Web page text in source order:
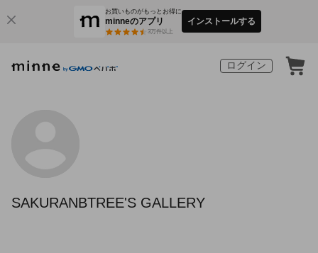
お買いものがもっとお得に
minneのアプリ
3万件以上
インストールする
ログイン
SAKURANBTREE'S GALLERY